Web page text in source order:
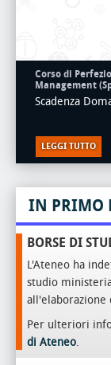
Corso di
Management
Scadenza
LEGGI TUTTO
IN PRIMO
BORSE DI
L'Ateneo ha
studio
all'elaborazione
Per ulteriori
di Ateneo.